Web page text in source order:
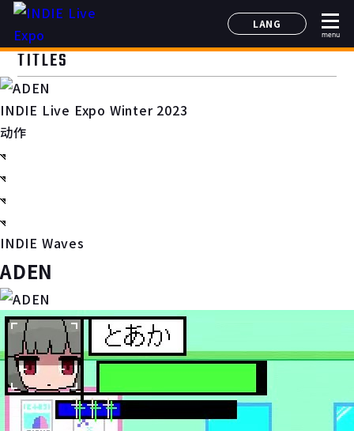
LANG
日本語
menu
TITLES
INDIE Live Expo Winter 2023
动作
INDIE Waves
ADEN